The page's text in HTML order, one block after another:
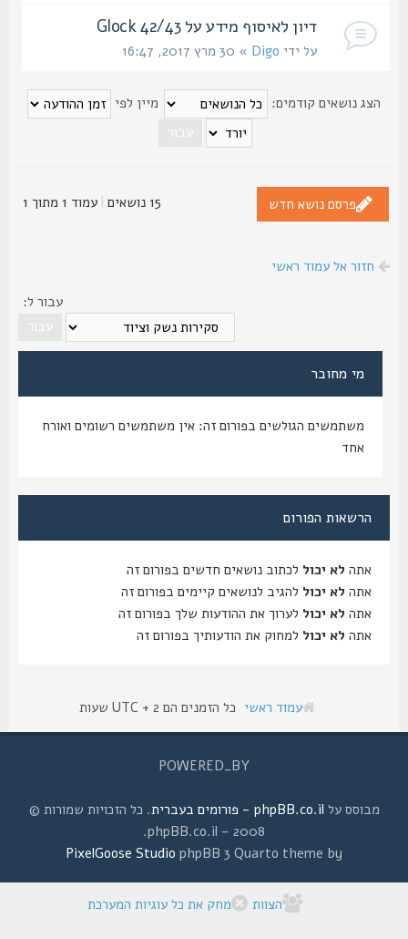
דיון לאיסוף מידע על Glock 42/43
על ידיDigo » 30 מרץ 2017, 16:47
הצג נושאים קודמים: מיין לפי
פרסם נושא חדש |עמוד1מתוך1
חזור אל עמוד ראשי
עבור ל:
מי מחובר
משתמשים הגולשים בפורום זה: אין משתמשים רשומים ואורח
הרשאות הפורום
לא יכול לכתוב נושאים חדשים בפורום זה
לא יכול להגיב לנושאים קיימים בפורום זה
לא יכול לערוך את ההודעות שלך בפורום זה
לא יכול למחוק את הודעותיך בפורום זה
עמוד ראשי כל הזמנים הם UTC + 2 שעות
POWERED_BY
מבוסס עלphpBB.co.il - פורומים בעברית
. כל הזכויות שמורות ©
2008 - phpBB.co.il.
phpBB 3 Quarto theme by
PixelGoose Studio
הצוות מחק את כל עוגיות המערכת